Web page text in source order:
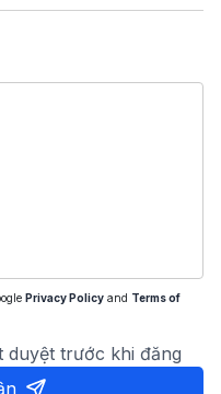
Privacy Policy and Terms of
duyệt trước khi đăng